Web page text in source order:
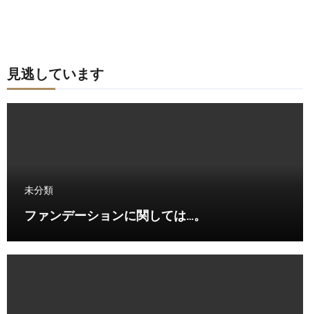
見逃しています
未分類
ファンデーションに関しては…。